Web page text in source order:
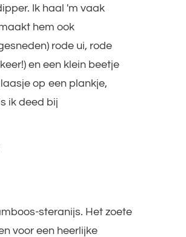
Ik haal 'm vaak
hem ook
rode ui, rode
en een klein beetje
op een plankje,
ik deed bij
steranijs. Het zoete
voor een heerlijke